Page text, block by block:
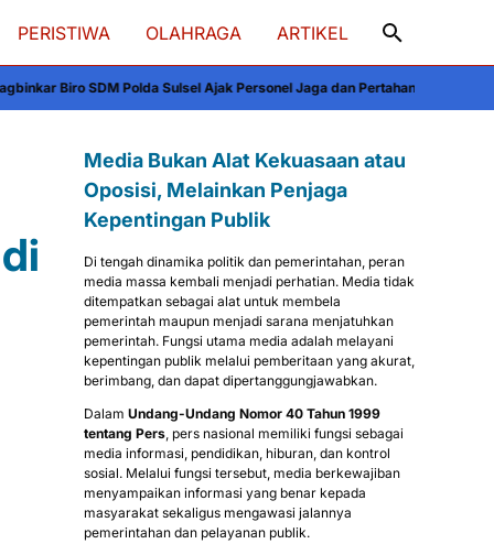
PERISTIWA OLAHRAGA ARTIKEL
Sulsel Ajak Personel Jaga dan Pertahankan KebersihanViral di Media
Media Bukan Alat Kekuasaan atau
Oposisi, Melainkan Penjaga
Kepentingan Publik
Di tengah dinamika politik dan pemerintahan, peran
media massa kembali menjadi perhatian. Media tidak
ditempatkan sebagai alat untuk membela
pemerintah maupun menjadi sarana menjatuhkan
pemerintah. Fungsi utama media adalah melayani
kepentingan publik melalui pemberitaan yang akurat,
berimbang, dan dapat dipertanggungjawabkan.
Dalam Undang-Undang Nomor 40 Tahun 1999
tentang Pers, pers nasional memiliki fungsi sebagai
media informasi, pendidikan, hiburan, dan kontrol
sosial. Melalui fungsi tersebut, media berkewajiban
menyampaikan informasi yang benar kepada
masyarakat sekaligus mengawasi jalannya
pemerintahan dan pelayanan publik.